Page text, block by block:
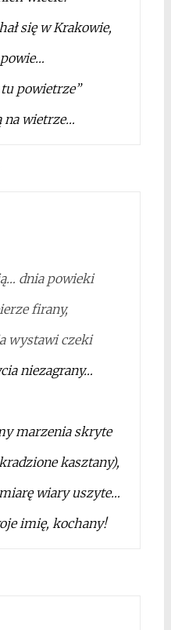
się w Krakowie,
powietrze”
na wietrze…
dnia powieki
firany,
wystawi czeki
niezagrany…
marzenia skryte
kasztany),
wiary uszyte…
imię, kochany!